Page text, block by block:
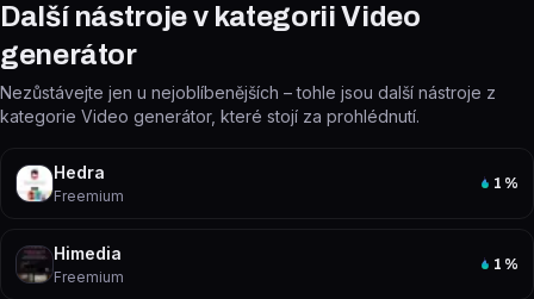
Další nástroje v kategorii Video
generátor
Nezůstávejte jen u nejoblíbenějších – tohle jsou další nástroje z
kategorie Video generátor, které stojí za prohlédnutí.
Hedra
Freemium
1 %
Himedia
Freemium
1 %